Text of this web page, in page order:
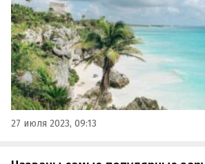
27 июля 2023, 09:13